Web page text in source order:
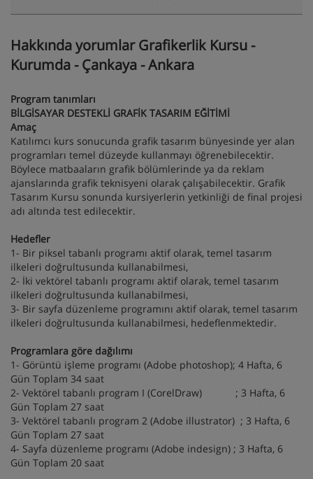
Hakkında yorumlar Grafikerlik Kursu -
Kurumda - Çankaya - Ankara
Program tanımları
BİLGİSAYAR DESTEKLİ GRAFİK TASARIM EĞİTİMİ
Amaç
Katılımcı kurs sonucunda grafik tasarım bünyesinde yer alan
programları temel düzeyde kullanmayı öğrenebilecektir.
Böylece matbaaların grafik bölümlerinde ya da reklam
ajanslarında grafik teknisyeni olarak çalışabilecektir. Grafik
Tasarım Kursu sonunda kursiyerlerin yetkinliği de final projesi
adı altında test edilecektir.
Hedefler
1- Bir piksel tabanlı programı aktif olarak, temel tasarım
ilkeleri doğrultusunda kullanabilmesi,
2- İki vektörel tabanlı programı aktif olarak, temel tasarım
ilkeleri doğrultusunda kullanabilmesi,
3- Bir sayfa düzenleme programını aktif olarak, temel tasarım
ilkeleri doğrultusunda kullanabilmesi, hedeflenmektedir.
Programlara göre dağılımı
1- Görüntü işleme programı (Adobe photoshop); 4 Hafta, 6
Gün Toplam 34 saat
2- Vektörel tabanlı program I (CorelDraw) ; 3 Hafta, 6
Gün Toplam 27 saat
3- Vektörel tabanlı program 2 (Adobe illustrator) ; 3 Hafta, 6
Gün Toplam 27 saat
4- Sayfa düzenleme programı (Adobe indesign) ; 3 Hafta, 6
Gün Toplam 20 saat